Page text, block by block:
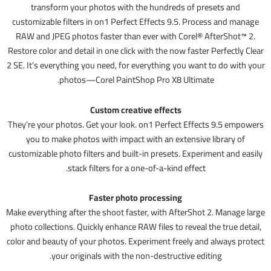
transform your photos with the hundreds of presets and
customizable filters in on1 Perfect Effects 9.5. Process and manage
RAW and JPEG photos faster than ever with Corel® AfterShot™ 2.
Restore color and detail in one click with the now faster Perfectly Clear
2 SE. It’s everything you need, for everything you want to do with your
photos—Corel PaintShop Pro X8 Ultimate.
Custom creative effects
They’re your photos. Get your look. on1 Perfect Effects 9.5 empowers
you to make photos with impact with an extensive library of
customizable photo filters and built-in presets. Experiment and easily
stack filters for a one-of-a-kind effect.
Faster photo processing
Make everything after the shoot faster, with AfterShot 2. Manage large
photo collections. Quickly enhance RAW files to reveal the true detail,
color and beauty of your photos. Experiment freely and always protect
your originals with the non-destructive editing.